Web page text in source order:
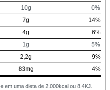
10g
0%
7g
14%
4g
6%
1g
5%
2,2g
9%
83mg 4%
em uma dieta de 2.000kcal ou 8.4KJ.